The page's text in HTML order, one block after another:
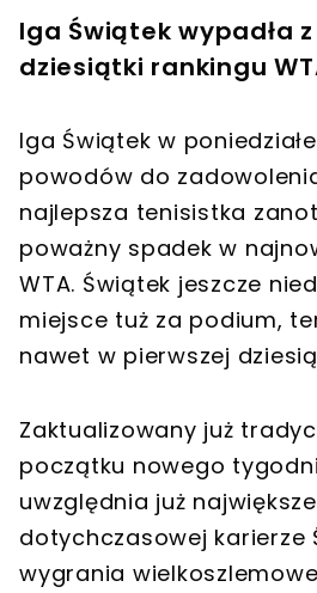
Iga Świątek wypadła
dziesiątki rankingu
Iga Świątek w
powodów do
najlepsza tenisistka
poważny spadek w
WTA. Świątek jeszcze
miejsce tuż za podium,
nawet w pierwszej
Zaktualizowany już
początku nowego
uwzględnia już
dotychczasowej karierze
wygrania